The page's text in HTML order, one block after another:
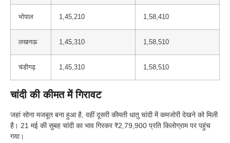
भोपाल 1,45,210 1,58,410
लखनऊ 1,45,310 1,58,510
चंडीगढ़ 1,45,310 1,58,510
चांदी की कीमत में गिरावट
जहां सोना मजबूत बना हुआ है, वहीं दूसरी कीमती धातु चांदी में कमजोरी देखने को मिली
है। 21 मई की सुबह चांदी का भाव गिरकर ₹2,79,900 प्रति किलोग्राम पर पहुंच
गया।